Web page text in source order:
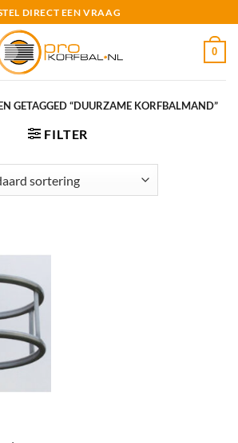
DIRECT EEN VRAAG
0
GETAGGED “DUURZAME KORFBALMAND”
FILTER